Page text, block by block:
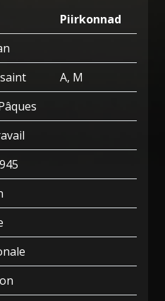
Piirkonnad
A, M